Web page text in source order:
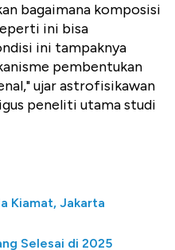
bagaimana komposisi
ini bisa
ini tampaknya
pembentukan
ujar astrofisikawan
peneliti utama studi
Kiamat, Jakarta
Selesai di 2025